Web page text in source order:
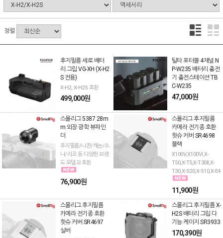
정렬
후지필름 세로 배터
리 그립 VG-XH (X-H2
S 전용)
X-H2, X-H2S 호환
499,000원
틸타 포터블 4채널 N
P-W235 배터리 충전
기 충전스테이션 TB
C-W235
47,000원
스몰리그 5387 28m
m 외장 광학 뷰파인
더
후지필름/니콘/캐논/소
니/리코 등 다양한 브랜
드 모델과 호환
76,900원
스몰리그 후지필름
카메라 전기종 호환
핫슈 커버 SR4698
블랙
X100V,X100VI,X-
T50,X-T5,X-T30II,X-
T30,X-S20,X-S10,X-E4
11,900원
스몰리그 후지필름
카메라 전기종 호환
핫슈 커버 SR4697
실버
스몰리그 후지필름 X-
H2S 배터리 그립 다
기능 케이지 SR3933
170,390원